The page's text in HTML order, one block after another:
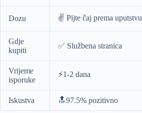
Dozu ✌️ Pijte čaj prema uputstvu
Gdje
kupiti
✅ Službena stranica
Vrijeme
isporuke
⚡️1-2 dana
Iskustva 🔝97.5% pozitivno